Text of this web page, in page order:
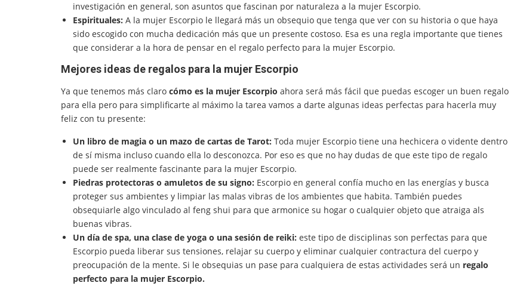
investigación en general, son asuntos que fascinan por naturaleza a la mujer Escorpio.
Espirituales: A la mujer Escorpio le llegará más un obsequio que tenga que ver con su historia o que haya
sido escogido con mucha dedicación más que un presente costoso. Esa es una regla importante que tienes
que considerar a la hora de pensar en el regalo perfecto para la mujer Escorpio.
Mejores ideas de regalos para la mujer Escorpio
Ya que tenemos más claro cómo es la mujer Escorpio ahora será más fácil que puedas escoger un buen regalo
para ella pero para simplificarte al máximo la tarea vamos a darte algunas ideas perfectas para hacerla muy
feliz con tu presente:
Un libro de magia o un mazo de cartas de Tarot: Toda mujer Escorpio tiene una hechicera o vidente dentro
de sí misma incluso cuando ella lo desconozca. Por eso es que no hay dudas de que este tipo de regalo
puede ser realmente fascinante para la mujer Escorpio.
Piedras protectoras o amuletos de su signo: Escorpio en general confía mucho en las energías y busca
proteger sus ambientes y limpiar las malas vibras de los ambientes que habita. También puedes
obsequiarle algo vinculado al feng shui para que armonice su hogar o cualquier objeto que atraiga als
buenas vibras.
Un día de spa, una clase de yoga o una sesión de reiki: este tipo de disciplinas son perfectas para que
Escorpio pueda liberar sus tensiones, relajar su cuerpo y eliminar cualquier contractura del cuerpo y
preocupación de la mente. Si le obsequias un pase para cualquiera de estas actividades será un regalo
perfecto para la mujer Escorpio.